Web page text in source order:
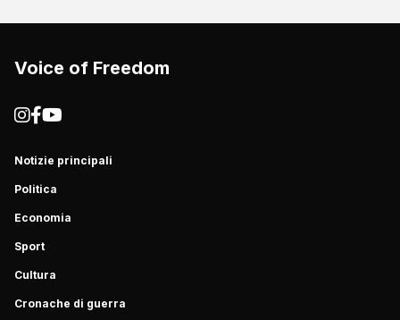
Voice of Freedom
Notizie principali
Politica
Economia
Sport
Cultura
Cronache di guerra